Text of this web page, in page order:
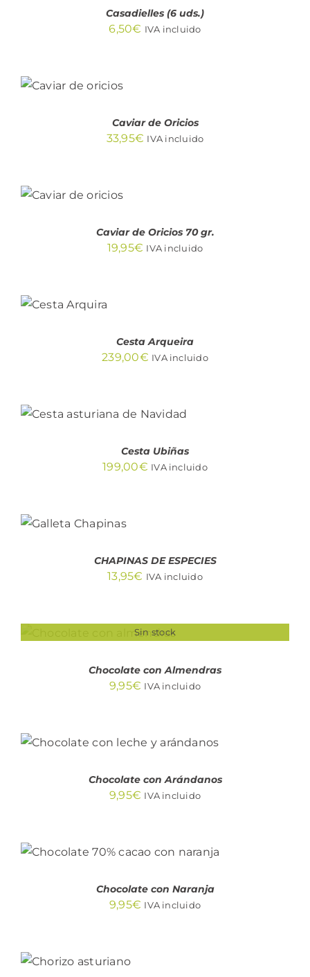
Casadielles (6 uds.)
6,50€ IVA incluido
CARRITO
Caviar de Oricios
33,95€ IVA incluido
CARRITO
Caviar de Oricios 70 gr.
19,95€ IVA incluido
CARRITO
Cesta Arqueira
239,00€ IVA incluido
/
Cesta Ubiñas
199,00€ IVA incluido
CARRITO
CHAPINAS DE ESPECIES
13,95€ IVA incluido
Sin stock
Chocolate con Almendras
9,95€ IVA incluido
AÑADIR AL CARRITO
/
Chocolate con Arándanos
9,95€ IVA incluido
AÑADIR AL CARRITO
/
Chocolate con Naranja
9,95€ IVA incluido
CARRITO